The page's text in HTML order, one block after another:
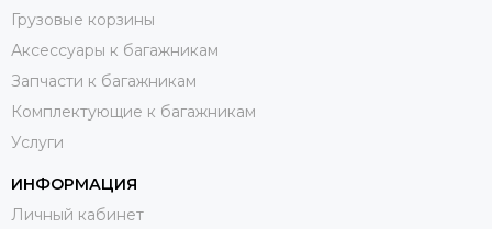
Грузовые корзины
Аксессуары к багажникам
Запчасти к багажникам
Комплектующие к багажникам
Услуги
ИНФОРМАЦИЯ
Личный кабинет